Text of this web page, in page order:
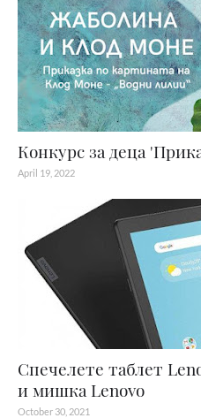
Конкурс за деца
April 19, 2022
Спечелете таблет
и мишка Lenovo
October 30, 2021